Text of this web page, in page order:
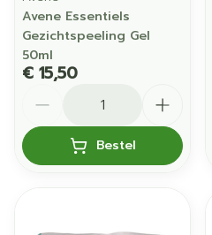
Avene Essentiels
Gezichtspeeling Gel
50ml
€ 15,50
Bestel